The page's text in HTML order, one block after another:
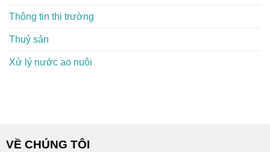
Thông tin thị trường
Thuỷ sản
Xử lý nước ao nuôi
VỀ CHÚNG TÔI